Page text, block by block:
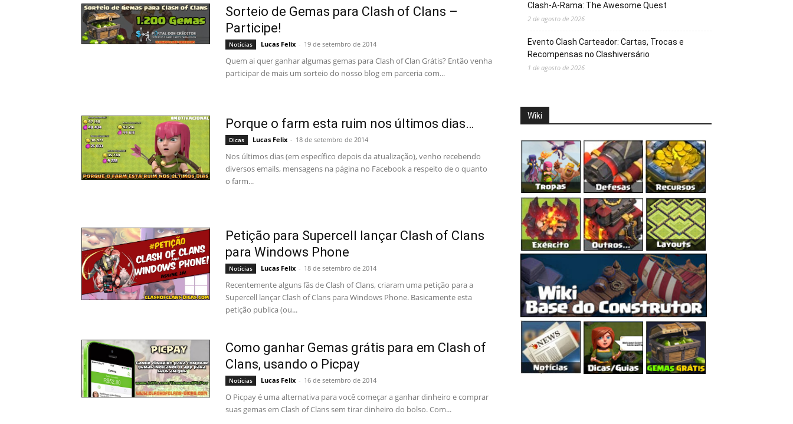
Sorteio de Gemas para Clash of Clans –
Participe!
Notícias Lucas Felix - 19 de setembro de 2014
Quem ai quer ganhar algumas gemas para Clash of Clan Grátis? Então venha
participar de mais um sorteio do nosso blog em parceria com...
Porque o farm esta ruim nos últimos dias…
Dicas Lucas Felix - 18 de setembro de 2014
Nos últimos dias (em específico depois da atualização), venho recebendo
diversos emails, mensagens na página no Facebook a respeito de o quanto
o farm...
Petição para Supercell lançar Clash of Clans
para Windows Phone
Notícias Lucas Felix - 18 de setembro de 2014
Recentemente alguns fãs de Clash of Clans, criaram uma petição para a
Supercell lançar Clash of Clans para Windows Phone. Basicamente esta
petição publica (ou...
Como ganhar Gemas grátis para em Clash of
Clans, usando o Picpay
Notícias Lucas Felix - 16 de setembro de 2014
O Picpay é uma alternativa para você começar a ganhar dinheiro e comprar
suas gemas em Clash of Clans sem tirar dinheiro do bolso. Com...
Clash-A-Rama: The Awesome Quest
2 de agosto de 2026
Evento Clash Carteador: Cartas, Trocas e
Recompensas no Clashiversário
1 de agosto de 2026
Wiki